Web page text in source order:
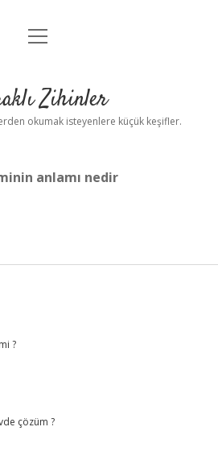
Anasayfa
Yasal Uyarı
menüyü
Zihinler
okumak isteyenlere küçük keşifler.
anlamı nedir
?
çözüm ?